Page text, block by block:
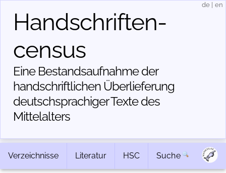
Handschriften­
census
Eine Bestandsaufnahme der
handschriftlichen Über­lieferung
deutschsprachiger Texte des
Mittelalters
de en
Verzeichnisse Literatur HSC Suche